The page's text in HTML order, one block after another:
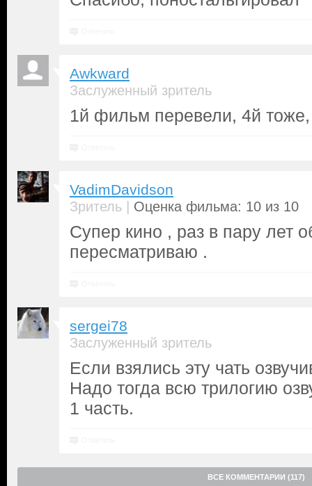
Awkward
Заслуженный зритель
1й фильм перевели, 4й
VadimDavidson
Зритель | Оценка фильма: 10 из 10
Супер кино , раз в пару лет
пересматриваю .
sergei78
Заслуженный зритель
Если взялись эту чать
Надо тогда всю трилогию
1 часть.
ВСЕ КОММЕНТАРИИ (117)